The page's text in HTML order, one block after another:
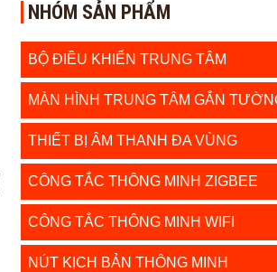
NHÓM SẢN PHẨM
BỘ ĐIỀU KHIỂN TRUNG TÂM
MÀN HÌNH TRUNG TÂM GẮN
THIẾT BỊ ÂM THANH ĐA VÙNG
CÔNG TẮC THÔNG MINH ZIGBEE
CÔNG TẮC THÔNG MINH WIFI
NÚT KỊCH BẢN THÔNG MINH